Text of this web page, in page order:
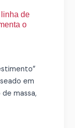
de
o
em
massa,